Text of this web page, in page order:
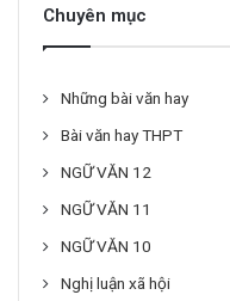
Chuyên mục
Những bài văn hay
Bài văn hay THPT
NGỮ VĂN 12
NGỮ VĂN 11
NGỮ VĂN 10
Nghị luận xã hội